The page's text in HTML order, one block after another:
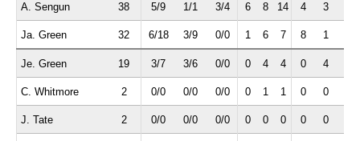
A. Sengun 38 5/9 1/1 3/4 6 8 14 4 3
Ja. Green 32 6/18 3/9 0/0 1 6 7 8 1
Je. Green 19 3/7 3/6 0/0 0 4 4 0 4
C. Whitmore 2 0/0 0/0 0/0 0 1 1 0 0
J. Tate 2 0/0 0/0 0/0 0 0 0 0 0